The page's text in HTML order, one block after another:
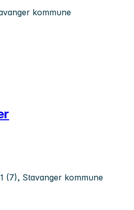
kommune
(7), Stavanger kommune